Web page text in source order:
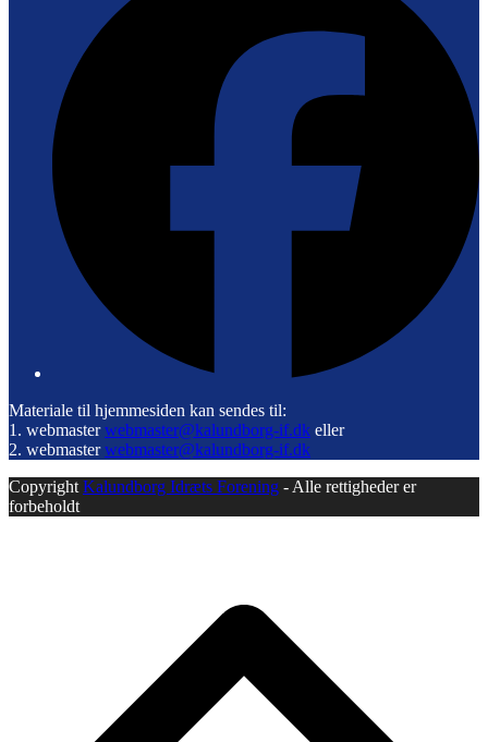
Materiale til hjemmesiden kan sendes til:
1. webmasterwebmaster@kalundborg-if.dk eller
2. webmasterwebmaster@kalundborg-if.dk
Copyright Kalundborg Idræts Forening - Alle rettigheder er
forbeholdt